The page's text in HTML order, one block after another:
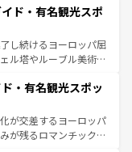
ンツ一覧を参照してほ
フラメンコ、熱気あふ
生活の一部となってい
囲気や、バルセロナの
古代ローマ遺跡や中世
なるスペインはその個
ド・有名観光スポ
し続けるヨーロッパ屈
ル塔やルーブル美術館
麗な宮殿、歴史的な大
自然が、訪れる者を心
食の国としても知ら
化遺産にも登録されて
・有名観光スポッ
が交差するヨーロッパ
が残るロマンチック街